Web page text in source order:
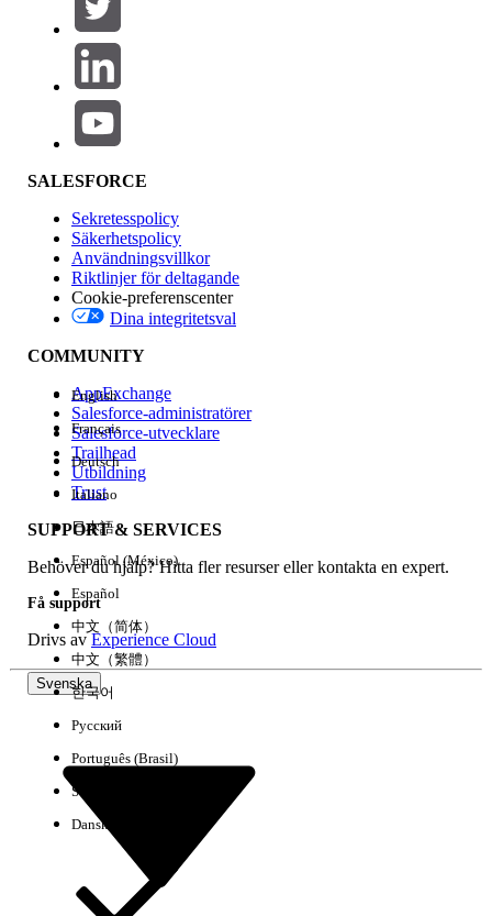
Produktområde
Funktionspåverkan
Version
Händelse
Rensa alla Klart
SALESFORCE
Sekretesspolicy
Säkerhetspolicy
Användningsvillkor
Riktlinjer för deltagande
Cookie-preferenscenter
Dina integritetsval
COMMUNITY
AppExchange
Salesforce-administratörer
Salesforce-utvecklare
Trailhead
Utbildning
Trust
SUPPORT & SERVICES
Behöver du hjälp? Hitta fler resurser eller kontakta en expert.
Få support
Drivs avExperience Cloud
Svenska
English
Français
Deutsch
Italiano
日本語
Español (México)
Español
中文（简体）
中文（繁體）
한국어
Русский
Português (Brasil)
Suomi
Dansk